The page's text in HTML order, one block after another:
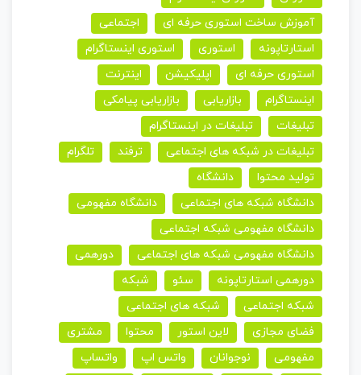
آموزش ساخت استوری حرفه ای
اجتماعی
استارتاپونه
استوری
استوری اینستاگرام
استوری حرفه ای
اپلیکیشن
اینترنت
اینستاگرام
بازاریابی
بازاریابی پیامکی
تبلیغات
تبلیغات در اینستاگرام
تبلیغات در شبکه های اجتماعی
ترفند
تلگرام
تولید محتوا
دانشگاه
دانشگاه شبکه های اجتماعی
دانشگاه مفهومی
دانشگاه مفهومی شبکه اجتماعی
دانشگاه مفهومی شبکه های اجتماعی
دورهمی
دورهمی استارتاپونه
سئو
شبکه
شبکه اجتماعی
شبکه های اجتماعی
فضای مجازی
لاین استور محتوا
مشتری
مفهومی
نوجوانان واتس اپ
واتساپ